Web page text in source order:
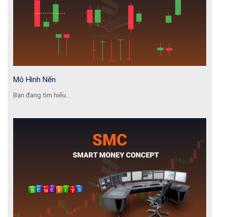
Mô Hình Nến
Bạn đang tìm hiểu...